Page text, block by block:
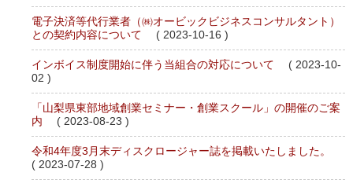
電子決済等代行業者（㈱オービックビジネスコンサルタント）
との契約内容について
( 2023-10-16 )
インボイス制度開始に伴う当組合の対応について
( 2023-10-
02 )
「山梨県東部地域創業セミナー・創業スクール」の開催のご案
内
( 2023-08-23 )
令和4年度3月末ディスクロージャー誌を掲載いたしました。
( 2023-07-28 )